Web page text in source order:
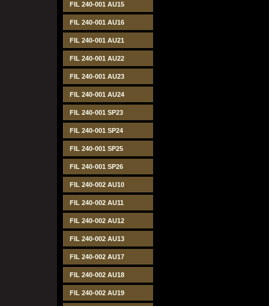
FIL 240-001 AU15
FIL 240-001 AU16
FIL 240-001 AU21
FIL 240-001 AU22
FIL 240-001 AU23
FIL 240-001 AU24
FIL 240-001 SP23
FIL 240-001 SP24
FIL 240-001 SP25
FIL 240-001 SP26
FIL 240-002 AU10
FIL 240-002 AU11
FIL 240-002 AU12
FIL 240-002 AU13
FIL 240-002 AU17
FIL 240-002 AU18
FIL 240-002 AU19